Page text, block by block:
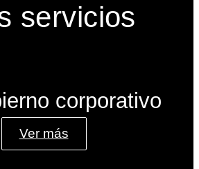
servicios
corporativo
Ver más